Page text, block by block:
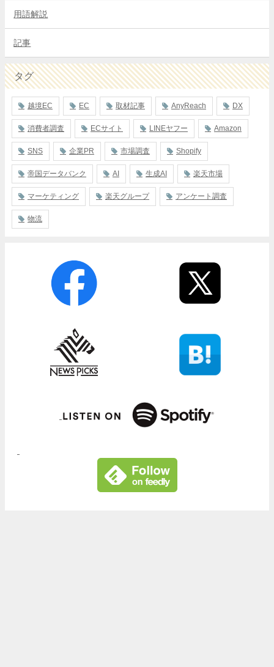
用語解説
記事
タグ
越境EC EC 取材記事 AnyReach DX
消費者調査 ECサイト LINEヤフー Amazon
SNS 企業PR 市場調査 Shopify
帝国データバンク AI 生成AI 楽天市場
マーケティング 楽天グループ アンケート調査
物流